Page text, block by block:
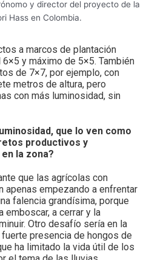
y director del proyecto de la
Hass en Colombia.
a marcos de plantación
y máximo de 5×5. También
de 7×7, por ejemplo, con
metros de altura, pero
con más luminosidad, sin
que lo ven como
productivos y
la zona?
que las agrícolas con
apenas empezando a enfrentar
falencia grandísima, porque
a cerrar y la
Otro desafío sería en la
presencia de hongos de
ha limitado la vida útil de los